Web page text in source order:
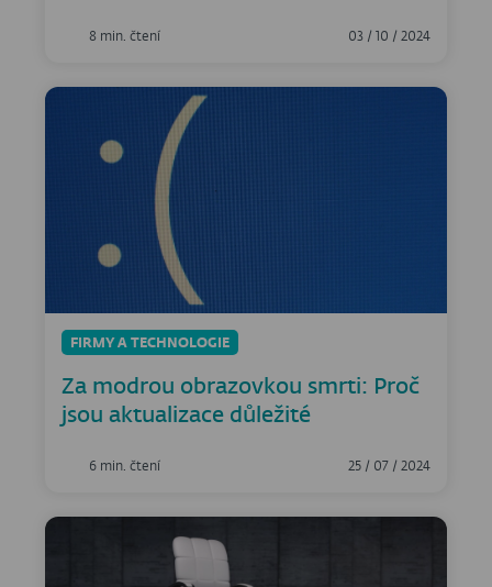
8 min. čtení 03 / 10 / 2024
FIRMY A TECHNOLOGIE
Za modrou obrazovkou smrti: Proč
jsou aktualizace důležité
6 min. čtení 25 / 07 / 2024